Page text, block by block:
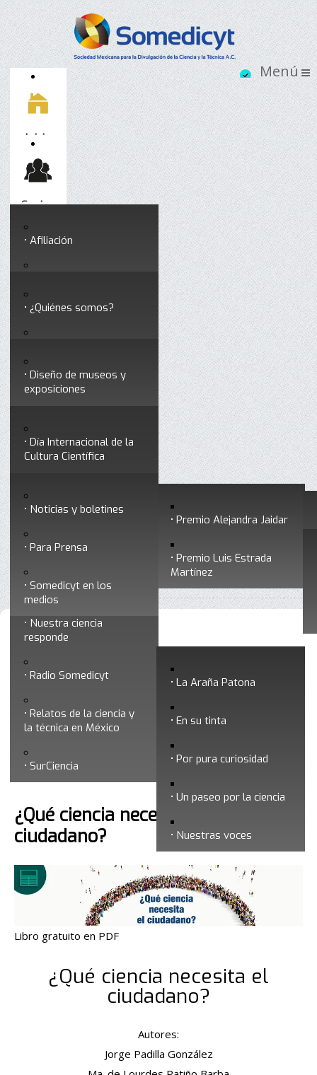
Inicio
Socios
Afiliación
Testimonios
Socios vigentes
Somedicyt
¿Quiénes somos?
Consejo Directivo
profesionales
Premios a divulgadores Premio Alejandra Jaidar
Premio Luis Estrada
Martínez
Servicios
Diseño de museos y
exposiciones
formar divulgadores
Día Internacional de la
Cultura Científica
Ciencia y Tecnología
Nuestra ciencia
responde
Radio Somedicyt La Araña Patona
En su tinta
Por pura curiosidad
Un paseo por la ciencia
Nuestras voces
Relatos de la ciencia y
la técnica en México
SurCiencia
Noticias y boletines
Para Prensa
Somedicyt en los
medios
Contacto
Noticias y boletines
•
Marzo 2021
Búsqueda
¿Qué ciencia necesita el
ciudadano?
Libro gratuito en PDF
¿Qué ciencia necesita el
ciudadano?
Autores:
Jorge Padilla González